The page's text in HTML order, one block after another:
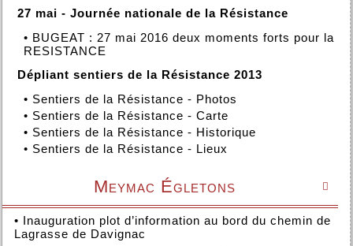
27 mai - Journée nationale de la Résistance
• BUGEAT : 27 mai 2016 deux moments forts pour la
RESISTANCE
Dépliant sentiers de la Résistance 2013
• Sentiers de la Résistance - Photos
• Sentiers de la Résistance - Carte
• Sentiers de la Résistance - Historique
• Sentiers de la Résistance - Lieux

Meymac Égletons
• Inauguration plot d’information au bord du chemin de
Lagrasse de Davignac